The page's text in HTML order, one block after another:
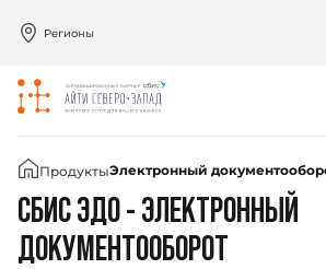
Регионы
Главная
ПродуктыЭлектронный
СБИС ЭДО - ЭЛЕКТРОННЫЙ
ДОКУМЕНТООБОРОТ